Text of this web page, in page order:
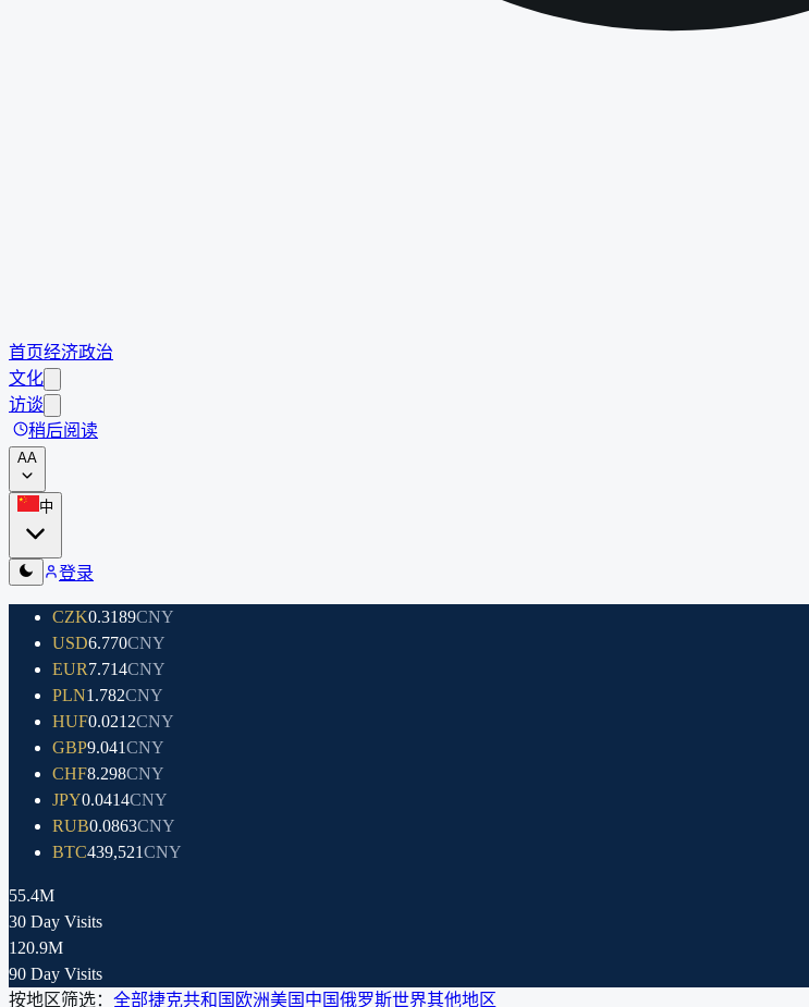
首页经济政治
文化
访谈
稍后阅读
AA
中
登录
CZK0.3189CNY
USD6.770CNY
EUR7.714CNY
PLN1.782CNY
HUF0.0212CNY
GBP9.041CNY
CHF8.298CNY
JPY0.0414CNY
RUB0.0863CNY
BTC439,521CNY
55.4M
30 Day Visits
120.9M
90 Day Visits
按地区筛选： 全部捷克共和国 欧洲美国 中国俄罗斯世界其他地区